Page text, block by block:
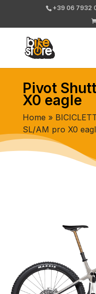
+39 06 7932
Pivot
X0 eagle
Home »
SL/AM pro X0